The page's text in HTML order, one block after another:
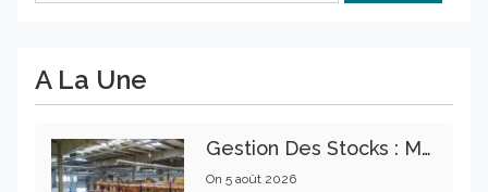
A La Une
Gestion Des Stocks : Meilleures Pratiques Intralogistiques
On 5 août 2026